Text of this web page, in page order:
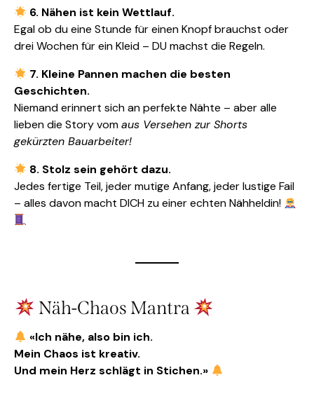
6. Nähen ist kein Wettlauf.
Egal ob du eine Stunde für einen Knopf brauchst oder
drei Wochen für ein Kleid – DU machst die Regeln.
7. Kleine Pannen machen die besten
Geschichten.
Niemand erinnert sich an perfekte Nähte – aber alle
lieben die Story vomaus Versehen zur Shorts
gekürzten Bauarbeiter!
8. Stolz sein gehört dazu.
Jedes fertige Teil, jeder mutige Anfang, jeder lustige Fail
– alles davon macht DICH zu einer echten Nähheldin!
Näh-Chaos Mantra
«Ich nähe, also bin ich.
Mein Chaos ist kreativ.
Und mein Herz schlägt in Stichen.»